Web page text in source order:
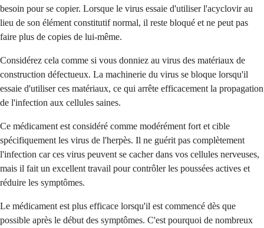
besoin pour se copier. Lorsque le virus essaie d'utiliser l'acyclovir au
lieu de son élément constitutif normal, il reste bloqué et ne peut pas
faire plus de copies de lui-même.
Considérez cela comme si vous donniez au virus des matériaux de
construction défectueux. La machinerie du virus se bloque lorsqu'il
essaie d'utiliser ces matériaux, ce qui arrête efficacement la propagation
de l'infection aux cellules saines.
Ce médicament est considéré comme modérément fort et cible
spécifiquement les virus de l'herpès. Il ne guérit pas complètement
l'infection car ces virus peuvent se cacher dans vos cellules nerveuses,
mais il fait un excellent travail pour contrôler les poussées actives et
réduire les symptômes.
Le médicament est plus efficace lorsqu'il est commencé dès que
possible après le début des symptômes. C'est pourquoi de nombreux